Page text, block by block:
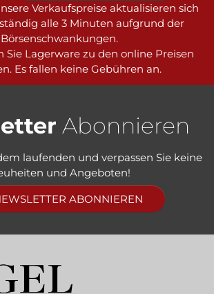
Verkaufspreise aktualisieren sich
alle 3 Minuten aufgrund der
Börsenschwankungen.
Sie Lagerware zu den online Preisen
Es fallen keine Gebühren an.
Abonnieren
laufenden und verpassen Sie keine
und Angeboten!
ABONNIEREN